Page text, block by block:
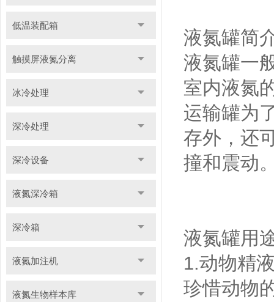
低温装配箱
触摸屏液氮分离
冰冷处理
深冷处理
深冷设备
液氮深冷箱
深冷箱
液氮加注机
液氮生物样本库
液氮罐简
液氮罐一
室内液氮
运输罐为
存外，还
撞和震动
液氮罐用
1.动物精
珍惜动物